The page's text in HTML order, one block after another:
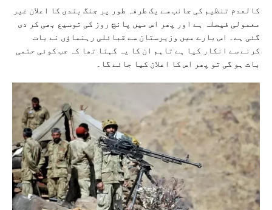
کالعدم تنظیم کی جانب سے یک طرفہ طور پر جنگ بندی کا اعلان غیر
معمولی فیصلہ ہے اور پھر اس میں پانچ روز کی توسیع بھی کر دی
گئی ہے۔ اس بارے میں وزیرستان سے قبائلی رہنماؤں نے بات
کرنے سے انکار کیا ہے تاہم ان کا یہ کہنا تھا کہ جب کوئی حتمی
بات ہو گی تو پھر اس کا اعلان کیا جائے گا۔